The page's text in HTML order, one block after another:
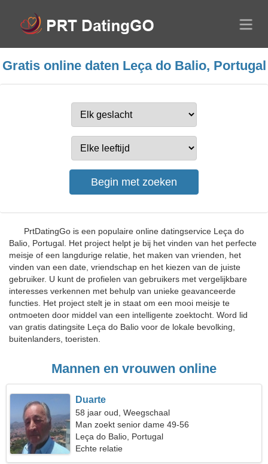
Gratis online daten Leça do Balio, Portugal
PrtDatingGo is een populaire online datingservice Leça do
Balio, Portugal. Het project helpt je bij het vinden van het perfecte
meisje of een langdurige relatie, het maken van vrienden, het
vinden van een date, vriendschap en het kiezen van de juiste
gebruiker. U kunt de profielen van gebruikers met vergelijkbare
interesses verkennen met behulp van unieke geavanceerde
functies. Het project stelt je in staat om een mooi meisje te
ontmoeten door middel van een intelligente zoektocht. Word lid
van gratis datingsite Leça do Balio voor de lokale bevolking,
buitenlanders, toeristen.
Mannen en vrouwen online
Duarte
58 jaar oud, Weegschaal
Man zoekt senior dame 49-56
Leça do Balio, Portugal
Echte relatie